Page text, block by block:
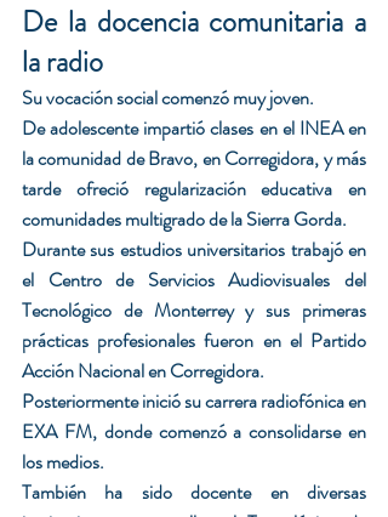
De la docencia comunitaria a
la radio
Su vocación social comenzó muy joven.
De adolescente impartió clases en el INEA en
la comunidad de Bravo, en Corregidora, y más
tarde ofreció regularización educativa en
comunidades multigrado de la Sierra Gorda.
Durante sus estudios universitarios trabajó en
el Centro de Servicios Audiovisuales del
Tecnológico de Monterrey y sus primeras
prácticas profesionales fueron en el Partido
Acción Nacional en Corregidora.
Posteriormente inició su carrera radiofónica en
EXA FM, donde comenzó a consolidarse en
los medios.
También ha sido docente en diversas